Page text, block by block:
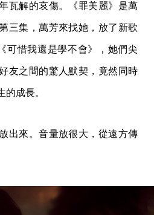
瓦解的哀傷。《罪美麗》是萬
三集，萬芳來找她，放了新歌
可惜我還是學不會》，她們尖
友之間的驚人默契，竟然同時
的成長。
出來。音量放很大，從遠方傳